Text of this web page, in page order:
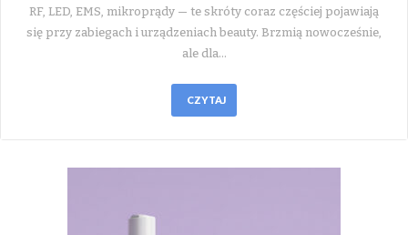
RF, LED, EMS, mikroprądy — te skróty coraz częściej pojawiają
się przy zabiegach i urządzeniach beauty. Brzmią nowocześnie,
ale dla…
CZYTAJ